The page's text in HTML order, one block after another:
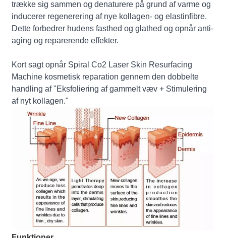
trække sig sammen og denaturere på grund af varme og
inducerer regenerering af nye kollagen- og elastinfibre.
Dette forbedrer hudens fasthed og glathed og opnår anti-
aging og reparerende effekter.
Kort sagt opnår Spiral Co2 Laser Skin Resurfacing
Machine kosmetisk reparation gennem den dobbelte
handling af "Eksfoliering af gammelt væv + Stimulering
af nyt kollagen."